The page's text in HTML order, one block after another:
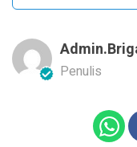
Penulis